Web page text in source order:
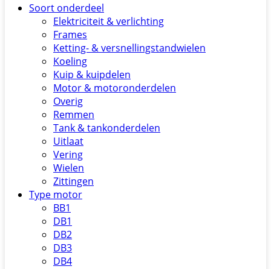
Soort onderdeel
Elektriciteit & verlichting
Frames
Ketting- & versnellingstandwielen
Koeling
Kuip & kuipdelen
Motor & motoronderdelen
Overig
Remmen
Tank & tankonderdelen
Uitlaat
Vering
Wielen
Zittingen
Type motor
BB1
DB1
DB2
DB3
DB4